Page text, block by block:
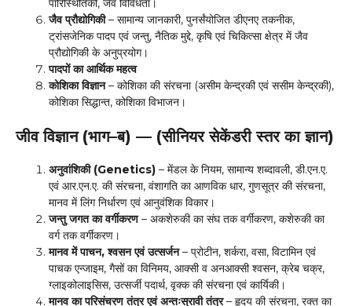
पारिस्थितिकी, जैव विविधता।
जैव प्रौद्योगिकी– सामान्य जानकारी, पुनर्संयोजित डीएनए तकनीक,
ट्रांसजेनिक पादप एवं जन्तु, नैतिक मुद्दे, कृषि एवं चिकित्सा क्षेत्र में जैव
प्रौद्योगिकी के अनुप्रयोग।
पादपों का आर्थिक महत्व
कोशिका विज्ञान– कोशिका की संरचना (असीम केन्द्रकी एवं ससीम केन्द्रकी),
कोशिका सिद्धान्त, कोशिका विभाजन।
जीव विज्ञान (भाग–ब) — (सीनियर सेकेंडरी स्तर का ज्ञान)
अनुवांशिकी (Genetics) – मेंडल के नियम, सामान्य शब्दावली, डी.एन.ए.
एवं आर.एन.ए. की संरचना, वंशागति का आणविक धार, गुणसूत्र की संरचना,
मानव में लिंग निर्धारण एवं आनुवंशिक विकार।
जन्तु जगत का वर्गीकरण– अकशेरुकी का संघ तक वर्गीकरण, कशेरुकी का
वर्ग तक वर्गीकरण।
मानव में पाचन, श्वसन एवं उत्सर्जन– प्रोटीन, शर्करा, वसा, विटामिन एवं
पाचक एन्जाइम, गैसों का विनिमय, आक्सी व अनआक्सी श्वसन, क्रेब चक्र,
ग्लाइकोलाइसिस, उत्सर्जी पदार्थ, वृक्क की संरचना एवं कार्यिकी।
मानव का परिसंचरण तंत्र एवं अन्तःस्रावी तंत्र– हृदय की संरचना, रक्त का